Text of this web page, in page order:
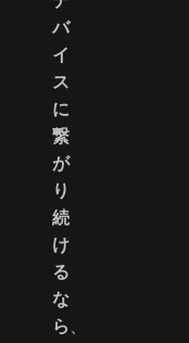
バ
イ
ス
に
繋
が
り
続
け
る
な
ら